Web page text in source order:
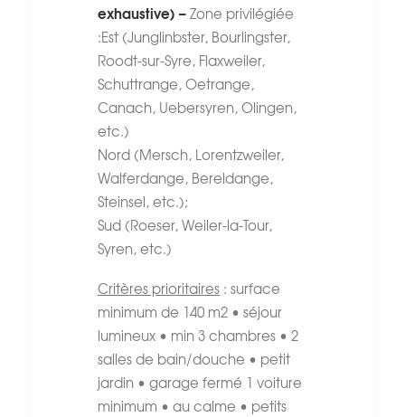
exhaustive) –Zone privilégiée
:Est (Junglinbster, Bourlingster,
Roodt-sur-Syre, Flaxweiler,
Schuttrange, Oetrange,
Canach, Uebersyren, Olingen,
etc.)
Nord (Mersch, Lorentzweiler,
Walferdange, Bereldange,
Steinsel, etc.);
Sud (Roeser, Weiler-la-Tour,
Syren, etc.)
Critères prioritaires : surface
minimum de 140 m2 • séjour
lumineux • min 3 chambres • 2
salles de bain/douche • petit
jardin • garage fermé 1 voiture
minimum • au calme • petits